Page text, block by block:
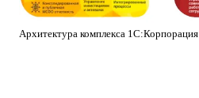
Архитектура комплекса 1С:Корпорация